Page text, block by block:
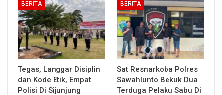
BERITA
Tegas, Langgar Disiplin
dan Kode Etik, Empat
Polisi Di Sijunjung
BERITA
Sat Resnarkoba Polres
Sawahlunto Bekuk Dua
Terduga Pelaku Sabu Di